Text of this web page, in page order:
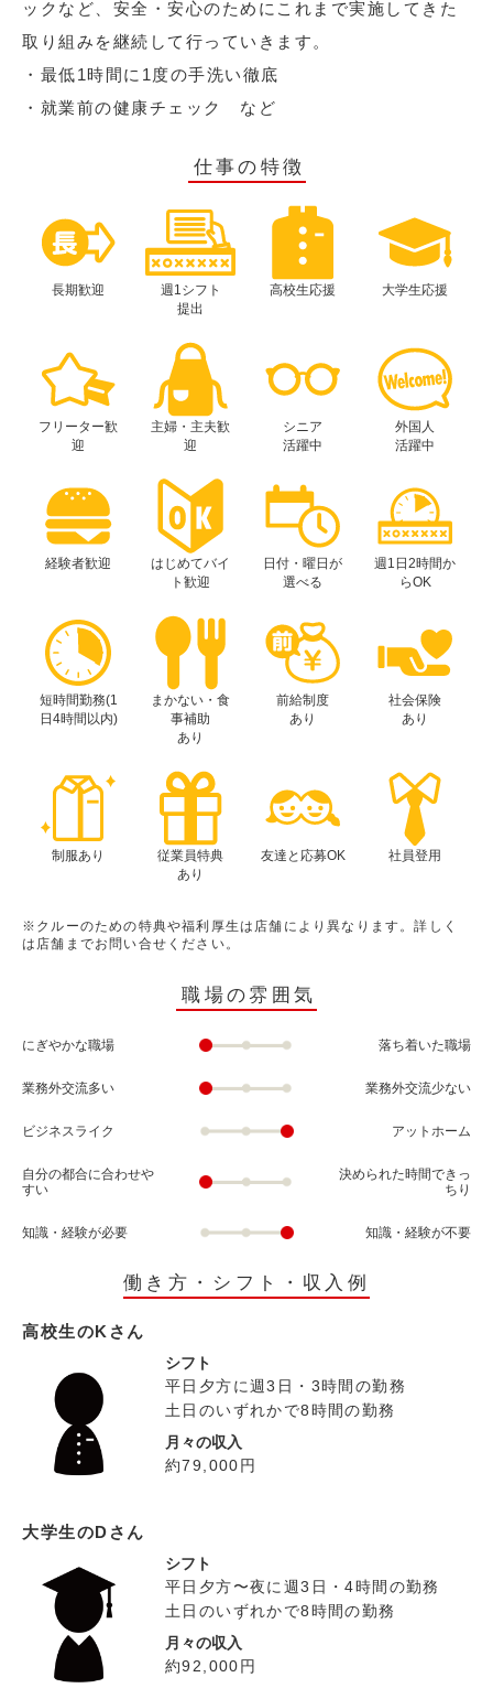
ックなど、安全・安心のためにこれまで実施してきた
取り組みを継続して行っていきます。
・最低1時間に1度の手洗い徹底
・就業前の健康チェック など
仕事の特徴
長期歓迎
週1シフト
提出
高校生応援 大学生応援
フリーター歓
迎
主婦・主夫歓
迎
シニア
活躍中
外国人
活躍中
経験者歓迎
はじめてバイ
ト歓迎
日付・曜日が
選べる
週1日2時間か
らOK
短時間勤務(1
日4時間以内)
まかない・食
事補助
あり
前給制度
あり
社会保険
あり
制服あり
従業員特典
あり
友達と応募OK 社員登用
※クルーのための特典や福利厚生は店舗により異なります。詳しく
は店舗までお問い合せください。
職場の雰囲気
にぎやかな職場 落ち着いた職場
業務外交流多い 業務外交流少ない
ビジネスライク アットホーム
自分の都合に合わせや
すい
決められた時間できっ
ちり
知識・経験が必要 知識・経験が不要
働き方・シフト・収入例
高校生のKさん
シフト
平日夕方に週3日・3時間の勤務
土日のいずれかで8時間の勤務
月々の収入
約79,000円
大学生のDさん
シフト
平日夕方〜夜に週3日・4時間の勤務
土日のいずれかで8時間の勤務
月々の収入
約92,000円